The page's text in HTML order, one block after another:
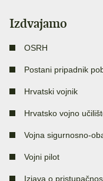
Izdvajamo
OSRH
Postani pripadnik
Hrvatski vojnik
Hrvatsko vojno
Vojna sigurnosno-
Vojni pilot
Izjava o